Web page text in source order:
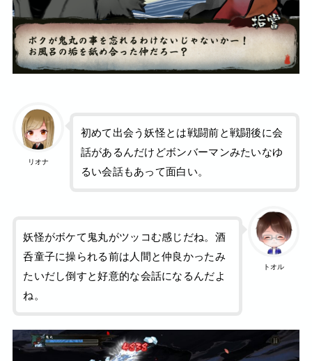
リオナ
初めて出会う妖怪とは戦闘前と戦闘後に会
話があるんだけどボンバーマンみたいなゆ
るい会話もあって面白い。
トオル
妖怪がボケて鬼丸がツッコむ感じだね。酒
呑童子に操られる前は人間と仲良かったみ
たいだし倒すと好意的な会話になるんだよ
ね。